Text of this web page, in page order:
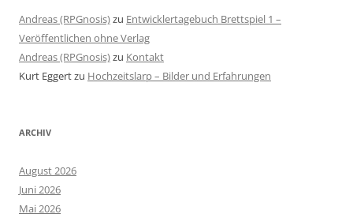
Andreas (RPGnosis)zu Entwicklertagebuch Brettspiel 1 –
Veröffentlichen ohne Verlag
Andreas (RPGnosis)zu Kontakt
Kurt Eggertzu Hochzeitslarp – Bilder und Erfahrungen
ARCHIV
August 2026
Juni 2026
Mai 2026